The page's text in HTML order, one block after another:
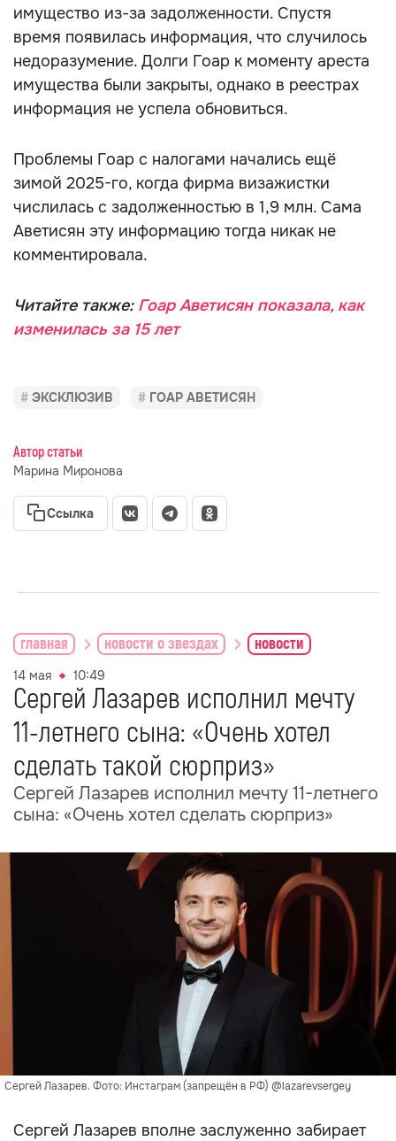
имущество из-за задолженности. Спустя
время появилась информация, что случилось
недоразумение. Долги Гоар к моменту ареста
имущества были закрыты, однако в реестрах
информация не успела обновиться.
Проблемы Гоар с налогами начались ещё
зимой 2025-го, когда фирма визажистки
числилась с задолженностью в 1,9 млн. Сама
Аветисян эту информацию тогда никак не
комментировала.
Читайте также:Гоар Аветисян показала, как
изменилась за 15 лет
ЭКСКЛЮЗИВ ГОАР АВЕТИСЯН
Автор статьи
Марина Миронова
Ссылка
главная новости о звездах новости
14 мая 10:49
Сергей Лазарев исполнил мечту
11-летнего сына: «Очень хотел
сделать такой сюрприз»
Сергей Лазарев исполнил мечту 11-летнего
сына: «Очень хотел сделать сюрприз»
Сергей Лазарев. Фото: Инстаграм (запрещён в РФ) @lazarevsergey
Сергей Лазарев вполне заслуженно забирает